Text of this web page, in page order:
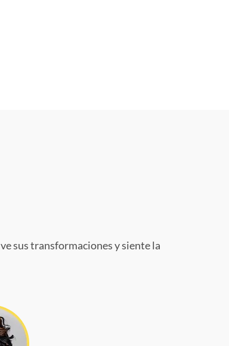
sus transformaciones y siente la